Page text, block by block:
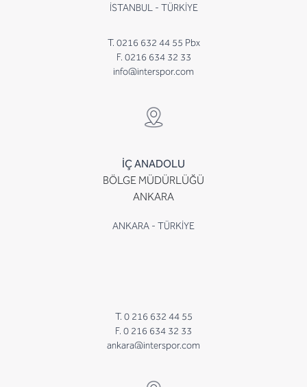
İSTANBUL - TÜRKİYE
T. 0216 632 44 55 Pbx
F. 0216 634 32 33
info@interspor.com
İÇ ANADOLU
BÖLGE MÜDÜRLÜĞÜ
ANKARA
ANKARA - TÜRKİYE
T. 0 216 632 44 55
F. 0 216 634 32 33
ankara@interspor.com